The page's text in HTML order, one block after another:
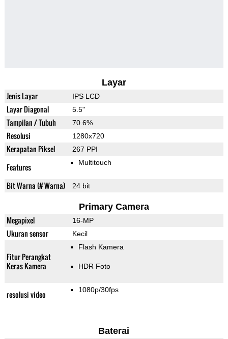
Layar
Jenis Layar IPS LCD
Layar Diagonal 5.5"
Tampilan / Tubuh 70.6%
Resolusi 1280x720
Kerapatan Piksel 267 PPI
Features Multitouch
Bit Warna (# Warna) 24 bit
Primary Camera
Megapixel 16-MP
Ukuran sensor Kecil
Fitur Perangkat
Keras Kamera
Flash Kamera
HDR Foto
resolusi video 1080p/30fps
Baterai